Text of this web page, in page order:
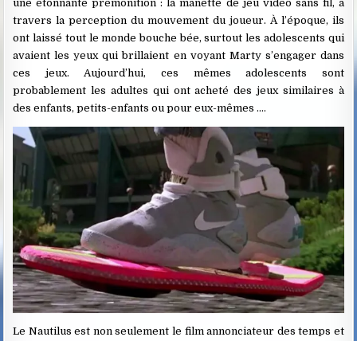
une étonnante prémonition : la manette de jeu vidéo sans fil, à
travers la perception du mouvement du joueur. À l’époque, ils
ont laissé tout le monde bouche bée, surtout les adolescents qui
avaient les yeux qui brillaient en voyant Marty s’engager dans
ces jeux. Aujourd’hui, ces mêmes adolescents sont
probablement les adultes qui ont acheté des jeux similaires à
des enfants, petits-enfants ou pour eux-mêmes ….
Le Nautilus est non seulement le film annonciateur des temps et